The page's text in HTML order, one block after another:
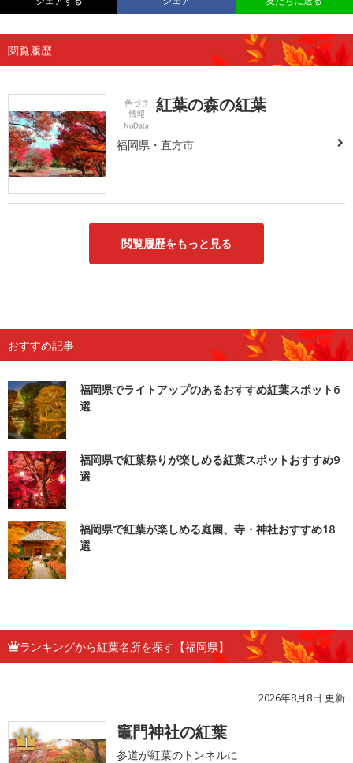
閲覧履歴
紅葉の森の紅葉
福岡県・直方市
閲覧履歴をもっと見る
おすすめ記事
福岡県でライトアップのあるおすすめ紅葉スポット6
選
福岡県で紅葉祭りが楽しめる紅葉スポットおすすめ9
選
福岡県で紅葉が楽しめる庭園、寺・神社おすすめ18
選
ランキングから紅葉名所を探す【福岡県】
2026年8月8日 更新
1 竈門神社の紅葉
参道が紅葉のトンネルに